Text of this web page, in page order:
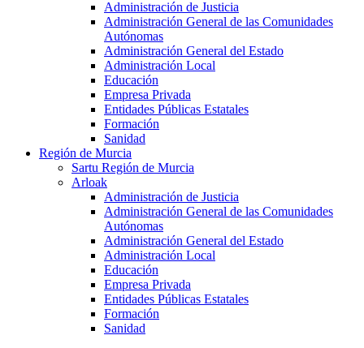
Administración de Justicia
Administración General de las Comunidades
Autónomas
Administración General del Estado
Administración Local
Educación
Empresa Privada
Entidades Públicas Estatales
Formación
Sanidad
Región de Murcia
Sartu Región de Murcia
Arloak
Administración de Justicia
Administración General de las Comunidades
Autónomas
Administración General del Estado
Administración Local
Educación
Empresa Privada
Entidades Públicas Estatales
Formación
Sanidad